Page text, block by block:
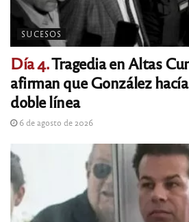
SUCESOS
Día 4.Tragedia en Altas
afirman que González
doble línea
6 de agosto de 2026